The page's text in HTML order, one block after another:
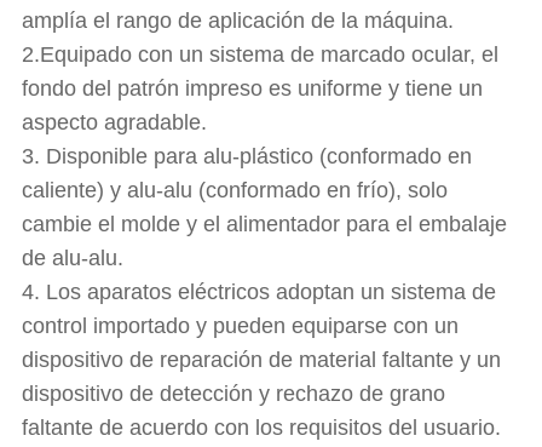
amplía el rango de aplicación de la máquina.
2.Equipado con un sistema de marcado ocular, el
fondo del patrón impreso es uniforme y tiene un
aspecto agradable.
3. Disponible para alu-plástico (conformado en
caliente) y alu-alu (conformado en frío), solo
cambie el molde y el alimentador para el embalaje
de alu-alu.
4. Los aparatos eléctricos adoptan un sistema de
control importado y pueden equiparse con un
dispositivo de reparación de material faltante y un
dispositivo de detección y rechazo de grano
faltante de acuerdo con los requisitos del usuario.